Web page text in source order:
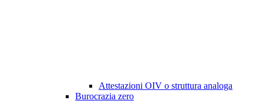
Attestazioni OIV o struttura analoga
Burocrazia zero